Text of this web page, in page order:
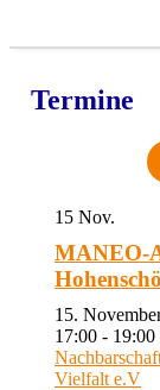
Termine
15 Nov.
MANEO-
15.
17:00 - 19:00
Vielfalt e.V